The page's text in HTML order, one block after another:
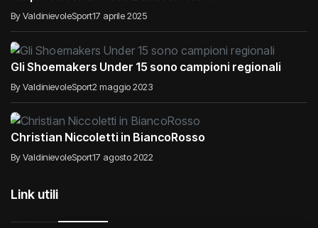
By ValdinievoleSport17 aprile 2025
Gli Shoemakers Under 15 sono campioni regionali
By ValdinievoleSport2 maggio 2023
Christian Niccoletti in BiancoRosso
By ValdinievoleSport17 agosto 2022
Link utili